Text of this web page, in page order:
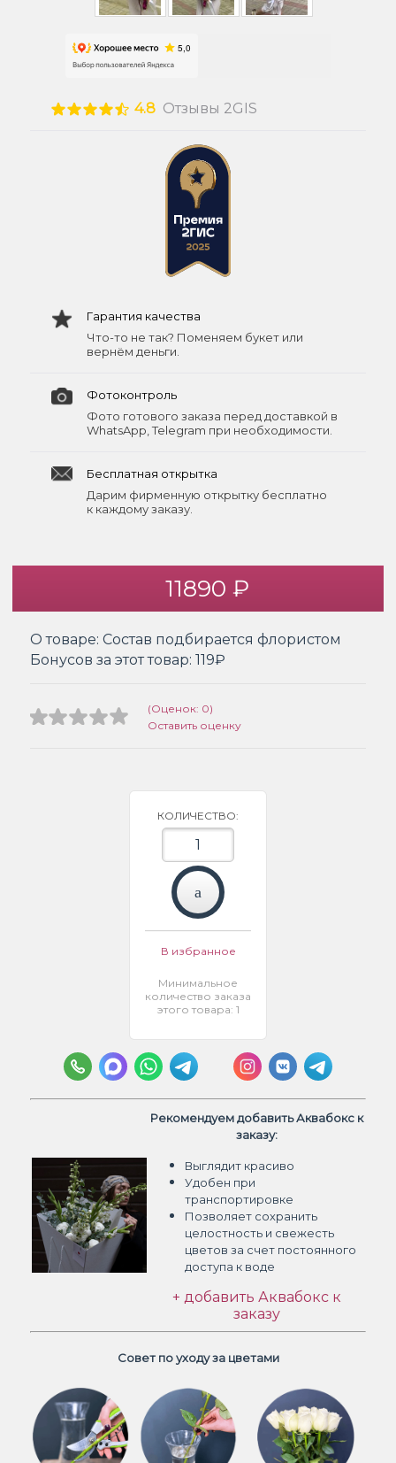
4.8 Отзывы 2GIS
Гарантия качества
Что-то не так? Поменяем букет или
вернём деньги.
Фотоконтроль
Фото готового заказа перед доставкой в
WhatsApp, Telegram при необходимости.
Бесплатная открытка
Дарим фирменную открытку бесплатно
к каждому заказу.
11890 ₽
О товаре: Состав подбирается флористом
Бонусов за этот товар: 119₽
(Оценок: 0)
Оставить оценку
КОЛИЧЕСТВО:
В избранное
Минимальное
количество заказа
этого товара: 1
Рекомендуем добавить Аквабокс к
заказу:
Выглядит красиво
Удобен при
транспортировке
Позволяет сохранить
целостность и свежесть
цветов за счет постоянного
доступа к воде
+ добавить Аквабокс к
заказу
Совет по уходу за цветами